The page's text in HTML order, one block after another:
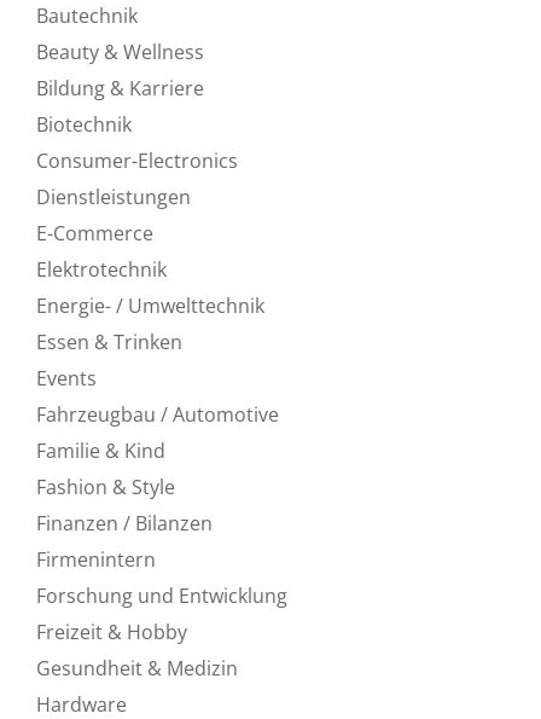
Bautechnik
Beauty & Wellness
Bildung & Karriere
Biotechnik
Consumer-Electronics
Dienstleistungen
E-Commerce
Elektrotechnik
Energie- / Umwelttechnik
Essen & Trinken
Events
Fahrzeugbau / Automotive
Familie & Kind
Fashion & Style
Finanzen / Bilanzen
Firmenintern
Forschung und Entwicklung
Freizeit & Hobby
Gesundheit & Medizin
Hardware